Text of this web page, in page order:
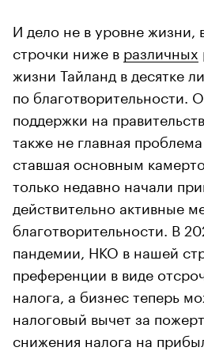
И дело не в уровне
строчки ниже в различных
жизни Тайланд в десятке
по благотворительности.
поддержки на
также не главная
ставшая основным
только недавно начали
действительно активные
благотворительности. В
пандемии, НКО в нашей
преференции в виде
налога, а бизнес теперь
налоговый вычет за
снижения налога на